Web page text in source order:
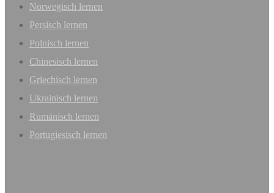
Norwegisch lernen
Persisch lernen
Polnisch lernen
Chinesisch lernen
Griechisch lernen
Ukrainisch lernen
Rumänisch lernen
Portugiesisch lernen